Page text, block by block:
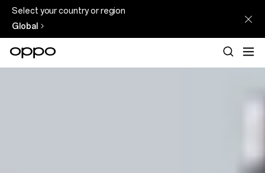
Select your country or region
Global